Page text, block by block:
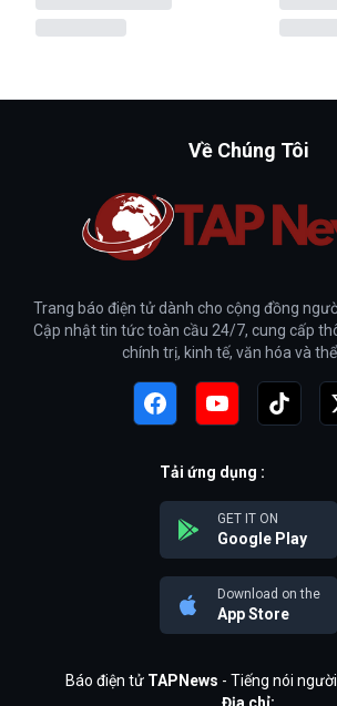
Về Chúng Tôi
Trang báo điện tử dành cho cộng đồng
Cập nhật tin tức toàn cầu 24/7, cung cấp
chính trị, kinh tế, văn hóa và
Tải ứng dụng :
GET IT ON
Google Play
Download on the
App Store
Báo điện tử TAPNews - Tiếng nói